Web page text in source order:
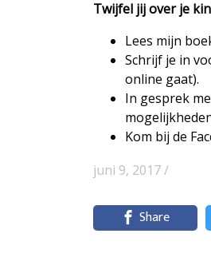
Twijfel jij over je
Lees mijn
Schrijf je in
online gaat).
In gesprek
Kom bij de
juni 9, 2017 /
Share